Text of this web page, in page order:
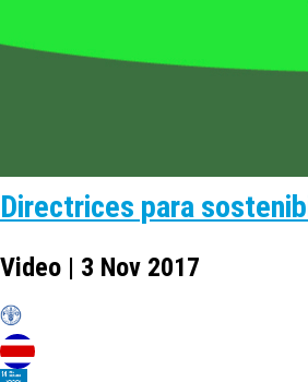
Directrices para
Video | 3 Nov 2017